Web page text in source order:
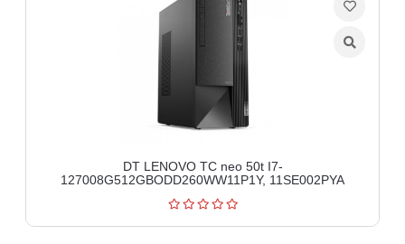
DT LENOVO TC neo 50t I7-
127008G512GBODD260WW11P1Y, 11SE002PYA